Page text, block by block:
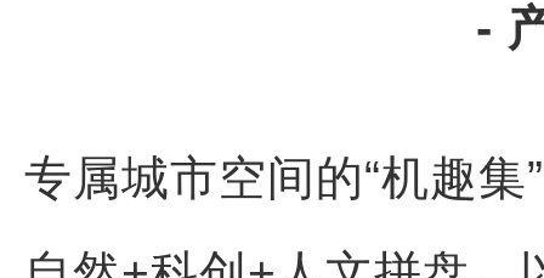
-
专属城市空间的“机趣